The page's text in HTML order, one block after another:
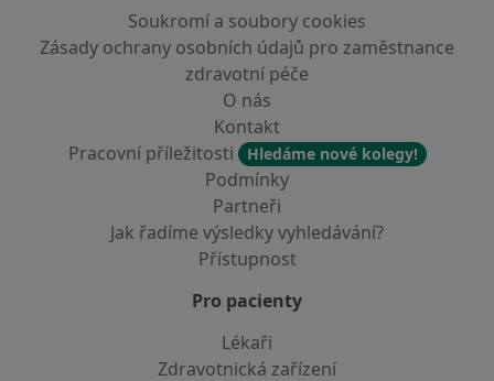
Soukromí a soubory cookies
Zásady ochrany osobních údajů pro zaměstnance
zdravotní péče
O nás
Kontakt
Pracovní příležitosti
Hledáme nové kolegy!
Podmínky
Partneři
Jak řadíme výsledky vyhledávání?
Přístupnost
Pro pacienty
Lékaři
Zdravotnická zařízení